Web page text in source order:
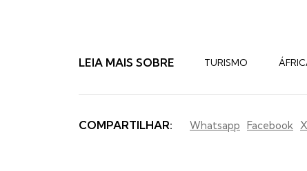
LEIA MAIS SOBRE TURISMO
COMPARTILHAR: Whatsapp Facebook